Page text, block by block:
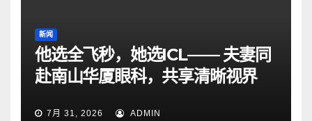
新闻
他选全飞秒，她选ICL—— 夫妻同
赴南山华厦眼科，共享清晰视界
7月 31, 2026 ADMIN